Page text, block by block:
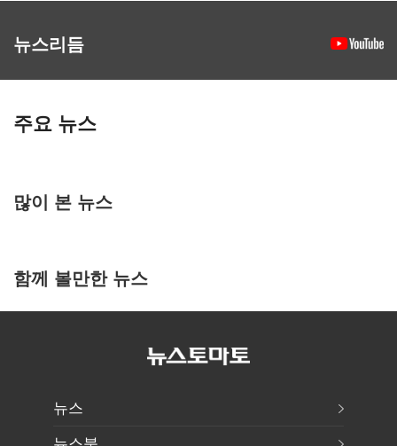
뉴스리듬
주요 뉴스
많이 본 뉴스
함께 볼만한 뉴스
뉴스